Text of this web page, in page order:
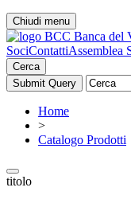
Chiudi menu
SociContattiAssemblea
Cerca
Home
>
Catalogo Prodotti
titolo